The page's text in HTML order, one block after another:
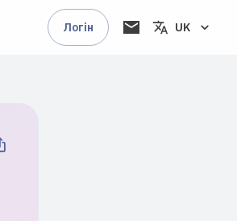
Логін UK